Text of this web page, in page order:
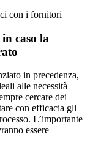
caso la
in precedenza,
alle necessità
cercare dei
con efficacia gli
L’importante
essere